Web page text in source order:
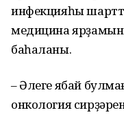
инфекцияһы
медицина
баһаланы.
– Әлеге ябай
онкология